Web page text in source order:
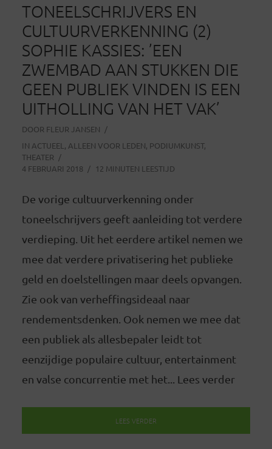
TONEELSCHRIJVERS EN
CULTUURVERKENNING (2)
SOPHIE KASSIES: ’EEN
ZWEMBAD AAN STUKKEN DIE
GEEN PUBLIEK VINDEN IS EEN
UITHOLLING VAN HET VAK’
DOOR FLEUR JANSEN
IN ACTUEEL , ALLEEN VOOR LEDEN, PODIUMKUNST,
THEATER
4 FEBRUARI 2018
12 MINUTEN LEESTIJD
De vorige cultuurverkenning onder
toneelschrijvers geeft aanleiding tot verdere
verdieping. Uit het eerdere artikel nemen we
mee dat verdere privatisering het publieke
geld en doelstellingen maar deels opvangen.
Zie ook van verheffingsideaal naar
rendementsdenken. Ook nemen we mee dat
een publiek als allesbepaler leidt tot
eenzijdige populaire cultuur, entertainment
en valse concurrentie met het... Lees verder
LEES VERDER